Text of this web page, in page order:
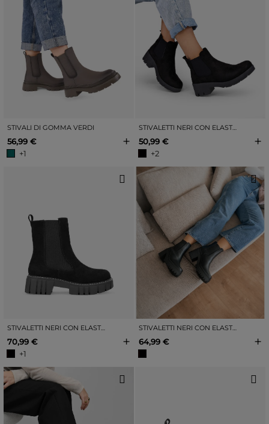
STIVALI DI GOMMA VERDI
56,99 €
+1
+
STIVALETTI NERI CON ELASTICI
50,99 €
+2
+
STIVALETTI NERI CON ELASTICI
70,99 €
+1
+
STIVALETTI NERI CON ELASTICI
64,99 € +